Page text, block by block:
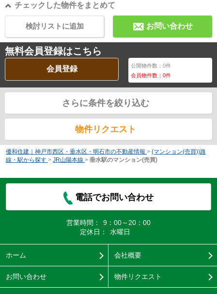
チェックした物件をまとめて
お問い合わせ
検討リストに追加
無料会員登録はこちら
会員登録 公開物件数：0件
会員物件数：0件
さらに条件を絞り込む
物件リクエスト
優和住建｜神戸市西区・垂水区・明石市の不動産情報 > (マンション(売買))路
線・駅から探す > JR山陽本線 > 垂水駅のマンション(売買)
電話でお問い合わせ
営業時間：
9：00～20：00
定休日：
水曜日
ホーム 会社概要
お問い合わせ 物件リクエスト